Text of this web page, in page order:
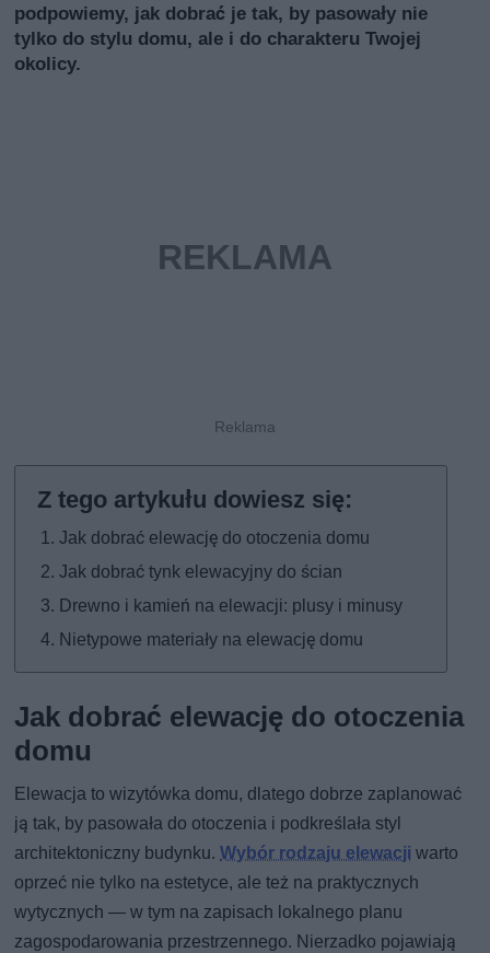
podpowiemy, jak dobrać je tak, by pasowały nie
tylko do stylu domu, ale i do charakteru Twojej
okolicy.
Jak dobrać elewację do otoczenia domu
Jak dobrać tynk elewacyjny do ścian
Drewno i kamień na elewacji: plusy i minusy
Nietypowe materiały na elewację domu
Jak dobrać elewację do otoczenia
domu
Elewacja to wizytówka domu, dlatego dobrze zaplanować
ją tak, by pasowała do otoczenia i podkreślała styl
architektoniczny budynku.Wybór rodzaju elewacji warto
oprzeć nie tylko na estetyce, ale też na praktycznych
wytycznych — w tym na zapisach lokalnego planu
zagospodarowania przestrzennego. Nierzadko pojawiają